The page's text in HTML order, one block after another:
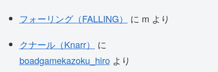
フォーリング（FALLING）
に m より
クナール（Knarr）
に
boadgamekazoku_hiroより